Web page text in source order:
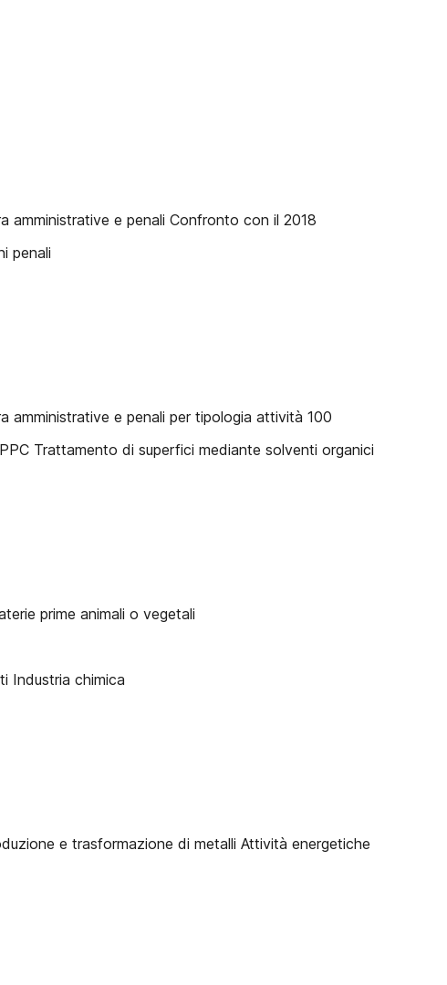
amministrative e penali Confronto con il 2018
penali
amministrative e penali per tipologia attività 100
Trattamento di superfici mediante solventi organici
prime animali o vegetali
Industria chimica
e trasformazione di metalli Attività energetiche